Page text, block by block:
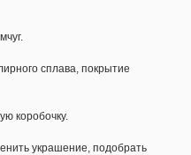
сплава, покрытие
коробочку.
украшение, подобрать